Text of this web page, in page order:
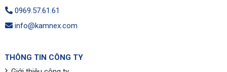
0969.57.61.61
info@kamnex.com
THÔNG TIN CÔNG TY